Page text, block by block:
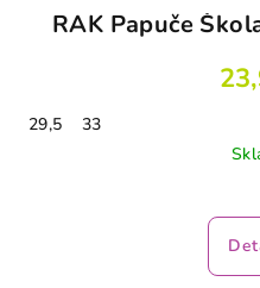
RAK Papuče
29,5
33